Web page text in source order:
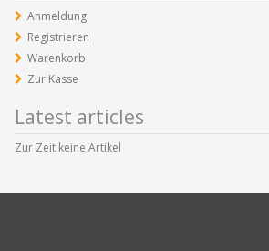
Anmeldung
Registrieren
Warenkorb
Zur Kasse
Latest articles
Zur Zeit keine Artikel